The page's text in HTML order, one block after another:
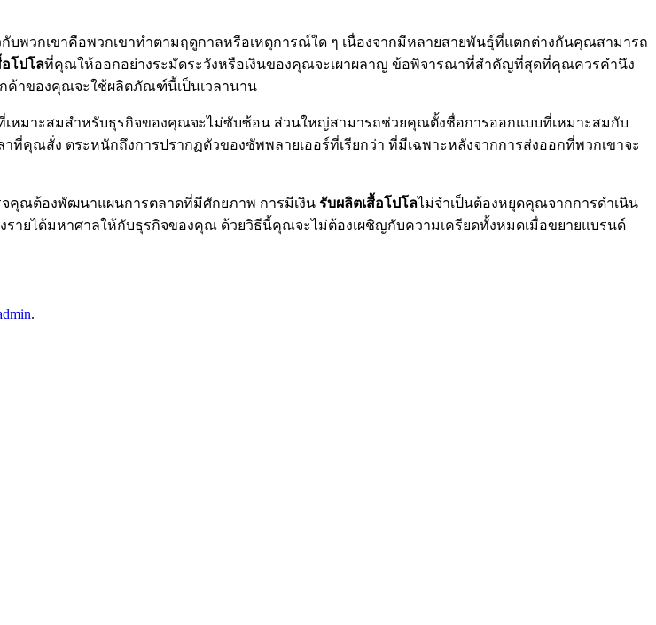
พวกเขาคือพวกเขาทำตามฤดูกาลหรือเหตุการณ์ใด ๆ เนื่องจากมีหลายสายพันธุ์ที่แตกต่างกันคุณสามารถ
อโปโลที่คุณให้ออกอย่างระมัดระวังหรือเงินของคุณจะเผาผลาญ ข้อพิจารณาที่สำคัญที่สุดที่คุณควรคำนึง
ค้าของคุณจะใช้ผลิตภัณฑ์นี้เป็นเวลานาน
หมาะสมสำหรับธุรกิจของคุณจะไม่ซับซ้อน ส่วนใหญ่สามารถช่วยคุณตั้งชื่อการออกแบบที่เหมาะสมกับ
คุณสั่ง ตระหนักถึงการปรากฏตัวของซัพพลายเออร์ที่เรียกว่า ที่มีเฉพาะหลังจากการส่งออกที่พวกเขาจะ
จคุณต้องพัฒนาแผนการตลาดที่มีศักยภาพ การมีเงิน รับผลิตเสื้อโปโลไม่จำเป็นต้องหยุดคุณจากการดำเนิน
รายได้มหาศาลให้กับธุรกิจของคุณ ด้วยวิธีนี้คุณจะไม่ต้องเผชิญกับความเครียดทั้งหมดเมื่อขยายแบรนด์
.